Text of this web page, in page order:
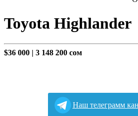
Toyota Highlander
$36 000 | 3 148 200 сом
Наш телеграмм